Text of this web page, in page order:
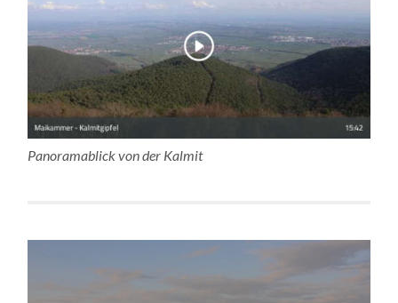
Panoramablick von der Kalmit